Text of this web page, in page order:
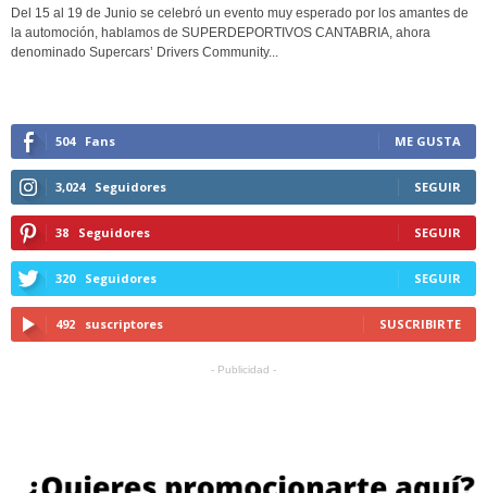
Del 15 al 19 de Junio se celebró un evento muy esperado por los amantes de
la automoción, hablamos de SUPERDEPORTIVOS CANTABRIA, ahora
denominado Supercars’ Drivers Community...
504 Fans ME GUSTA
3,024 Seguidores SEGUIR
38 Seguidores SEGUIR
320 Seguidores SEGUIR
492 suscriptores SUSCRIBIRTE
- Publicidad -